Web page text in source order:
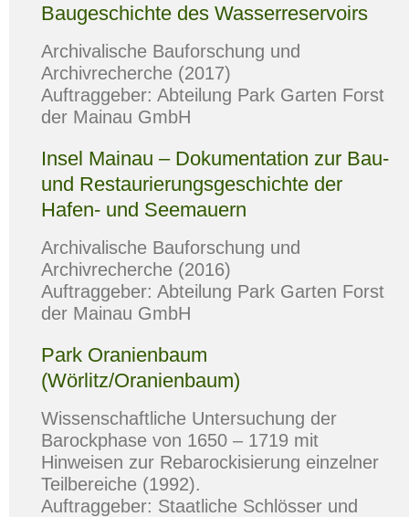
Baugeschichte des Wasserreservoirs
Archivalische Bauforschung und
Archivrecherche (2017)
Auftraggeber: Abteilung Park Garten Forst
der Mainau GmbH
Insel Mainau – Dokumentation zur Bau-
und Restaurierungsgeschichte der
Hafen- und Seemauern
Archivalische Bauforschung und
Archivrecherche (2016)
Auftraggeber: Abteilung Park Garten Forst
der Mainau GmbH
Park Oranienbaum
(Wörlitz/Oranienbaum)
Wissenschaftliche Untersuchung der
Barockphase von 1650 – 1719 mit
Hinweisen zur Rebarockisierung einzelner
Teilbereiche (1992).
Auftraggeber: Staatliche Schlösser und